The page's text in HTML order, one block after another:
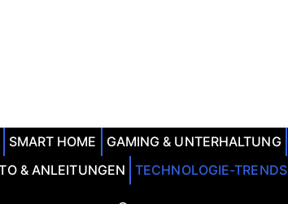
SMART HOME GAMING & UNTERHALTUNG
& ANLEITUNGEN
TECHNOLOGIE-TRENDS